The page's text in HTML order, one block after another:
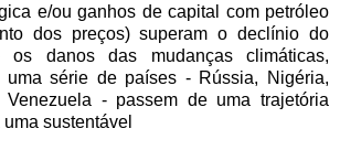
e/ou ganhos de capital com petróleo
dos preços) superam o declínio do
danos das mudanças climáticas,
uma série de países - Rússia, Nigéria,
- passem de uma trajetória
sustentável